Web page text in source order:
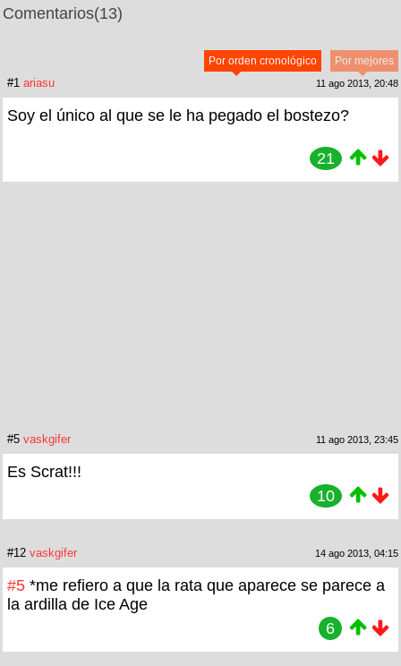
Comentarios(13)
Por mejores
Por orden cronológico
#1 ariasu 11 ago 2013, 20:48
Soy el único al que se le ha pegado el bostezo?
21
#5 vaskgifer 11 ago 2013, 23:45
Es Scrat!!!
10
#12 vaskgifer 14 ago 2013, 04:15
#5 *me refiero a que la rata que aparece se parece a
la ardilla de Ice Age
6